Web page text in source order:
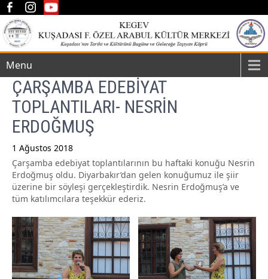
Menu
ÇARŞAMBA EDEBİYAT
TOPLANTILARI- NESRİN
ERDOĞMUŞ
1 Ağustos 2018
Çarşamba edebiyat toplantılarının bu haftaki konuğu Nesrin
Erdoğmuş oldu. Diyarbakır’dan gelen konuğumuz ile şiir
üzerine bir söyleşi gerçekleştirdik. Nesrin Erdoğmuş’a ve
tüm katılımcılara teşekkür ederiz.
Post
navigation